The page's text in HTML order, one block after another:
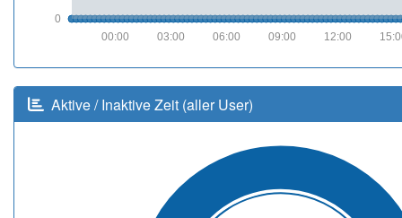
0
12:00
09:00
06:00
03:00
00:00
Aktive / Inaktive Zeit (aller User)